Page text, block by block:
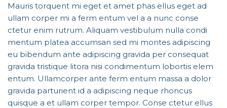
Mauris torquent mi eget et amet phas ellus eget ad
ullam corper mi a ferm entum vel a a nunc conse
ctetur enim rutrum. Aliquam vestibulum nulla condi
mentum platea accumsan sed mi montes adipiscing
eu bibendum ante adipiscing gravida per consequat
gravida tristique litora nisi condimentum lobortis elem
entum. Ullamcorper ante ferm entum massa a dolor
gravida parturient id a adipiscing neque rhoncus
quisque a et ullam corper tempor. Conse ctetur ellus